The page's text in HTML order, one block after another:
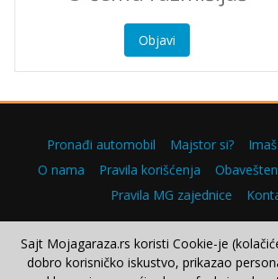
Objavi
Pronađi automobil Majstor si?
O nama
Pravila korišćenja
Pravila MG zajednice
Copyright © 2000–2026.
Sajt Mojagaraza.rs koristi Cookie-je
dobro korisničko iskustvo, prikazao